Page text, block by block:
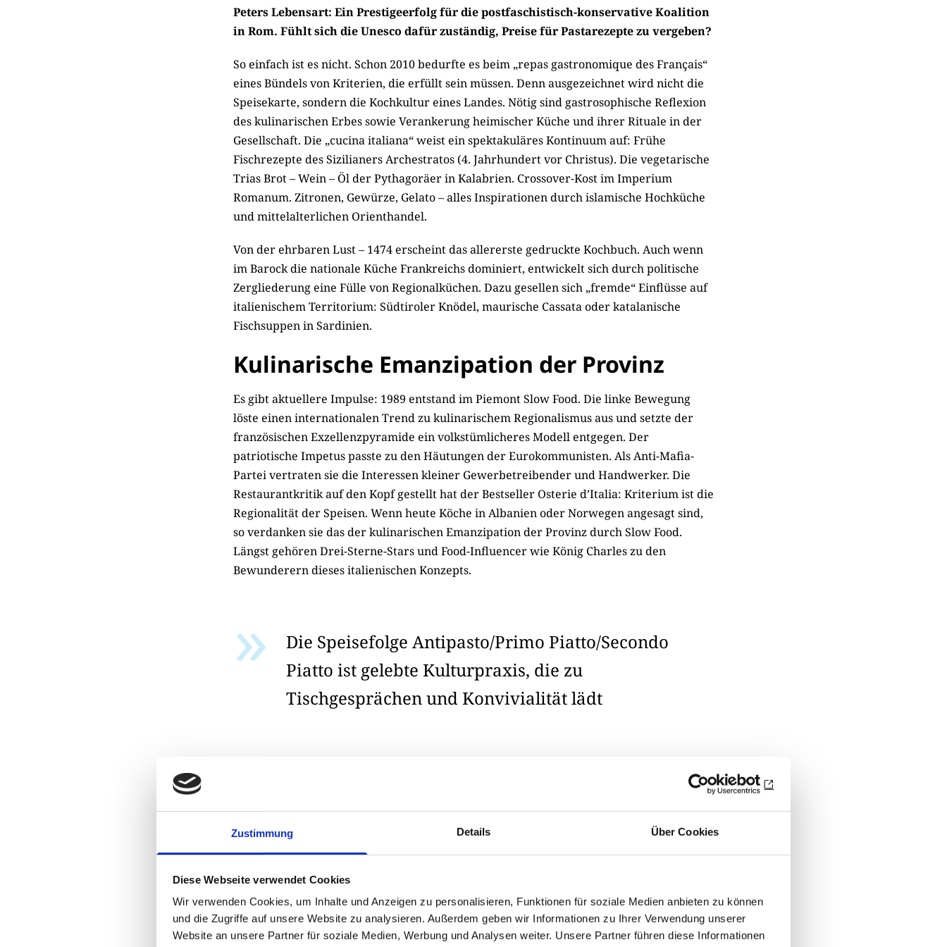
Zustimmung Details Über Cookies
Diese Webseite verwendet Cookies
Wir verwenden Cookies, um Inhalte und Anzeigen zu personalisieren, Funktionen für soziale Medien anbieten zu können
und die Zugriffe auf unsere Website zu analysieren. Außerdem geben wir Informationen zu Ihrer Verwendung unserer
Website an unsere Partner für soziale Medien, Werbung und Analysen weiter. Unsere Partner führen diese Informationen
Peters Lebensart: Ein Prestigeerfolg für die postfaschistisch-konservative Koalition
in Rom. Fühlt sich die Unesco dafür zuständig, Preise für Pastarezepte zu vergeben?
So einfach ist es nicht. Schon 2010 bedurfte es beim „repas gastronomique des Français“
eines Bündels von Kriterien, die erfüllt sein müssen. Denn ausgezeichnet wird nicht die
Speisekarte, sondern die Kochkultur eines Landes. Nötig sind gastrosophische Reflexion
des kulinarischen Erbes sowie Verankerung heimischer Küche und ihrer Rituale in der
Gesellschaft. Die „cucina italiana“ weist ein spektakuläres Kontinuum auf: Frühe
Fischrezepte des Sizilianers Ar­che­stra­tos (4. Jahrhundert vor Christus). Die vegetarische
Trias Brot – Wein – Öl der Pythagoräer in Kalabrien. Crossover-Kost im Imperium
Romanum. Zitronen, Gewürze, Gelato – alles Inspirationen durch islamische Hochküche
und mittelalterlichen Orienthandel.
Von der ehrbaren Lust – 1474 erscheint das allererste gedruckte Kochbuch. Auch wenn
im Barock die nationale Küche Frankreichs dominiert, entwickelt sich durch politische
Zergliederung eine Fülle von Regionalküchen. Dazu gesellen sich „fremde“ Einflüsse auf
italienischem Territorium: Südtiroler Knödel, maurische Cassata oder katalanische
Fischsuppen in Sardinien.
Kulinarische Emanzipation der Provinz
Es gibt aktuellere Impulse: 1989 entstand im Piemont Slow Food. Die linke Bewegung
löste einen internationalen Trend zu kulinarischem Regionalismus aus und setzte der
französischen Exzellenzpyramide ein volkstümlicheres Modell entgegen. Der
patriotische Impetus passte zu den Häutungen der Eurokommunisten. Als Anti-Mafia-
Partei vertraten sie die Interessen kleiner Gewerbetreibender und Handwerker. Die
Restaurantkritik auf den Kopf gestellt hat der Bestseller Osterie d’Italia: Kriterium ist die
Regionalität der Speisen. Wenn heute Köche in Albanien oder Norwegen angesagt sind,
so verdanken sie das der kulinarischen Emanzipation der Provinz durch Slow Food.
Längst gehören Drei-Sterne-Stars und Food-Influencer wie König Charles zu den
Bewunderern dieses italienischen Konzepts.
Die Speisefolge Antipasto/Primo Piatto/Secondo
Piatto ist gelebte Kulturpraxis, die zu
Tischgesprächen und Konvivialität lädt
Emigration, „dieta mediterranea“ und eine schnelle „cucina povera“ haben dazu geführt,
Antipasto/Primo Piatto/Secondo Piatto ist gelebte Kulturpraxis, die zu Tischgesprächen
und Konvivialität lädt.
Für die Bewahrung kultureller Identität
Was bedeutet das Unesco-Zertifikat praktisch? Schutz vor „Italian sounding“, der